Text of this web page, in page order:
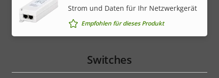
Strom und Daten für Ihr Netzwerkgerät
Empfohlen für dieses Produkt
Switches